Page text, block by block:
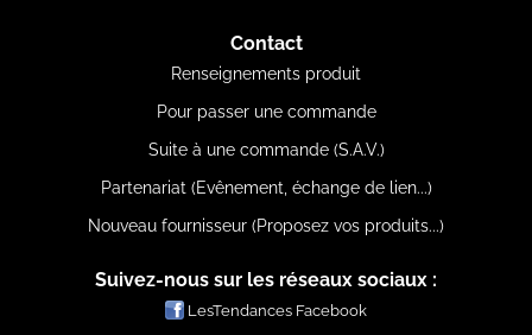
Contact
Renseignements produit
Pour passer une commande
Suite à une commande (S.A.V.)
Partenariat (Evênement, échange de lien...)
Nouveau fournisseur (Proposez vos produits...)
Suivez-nous sur les réseaux sociaux :
LesTendances Facebook